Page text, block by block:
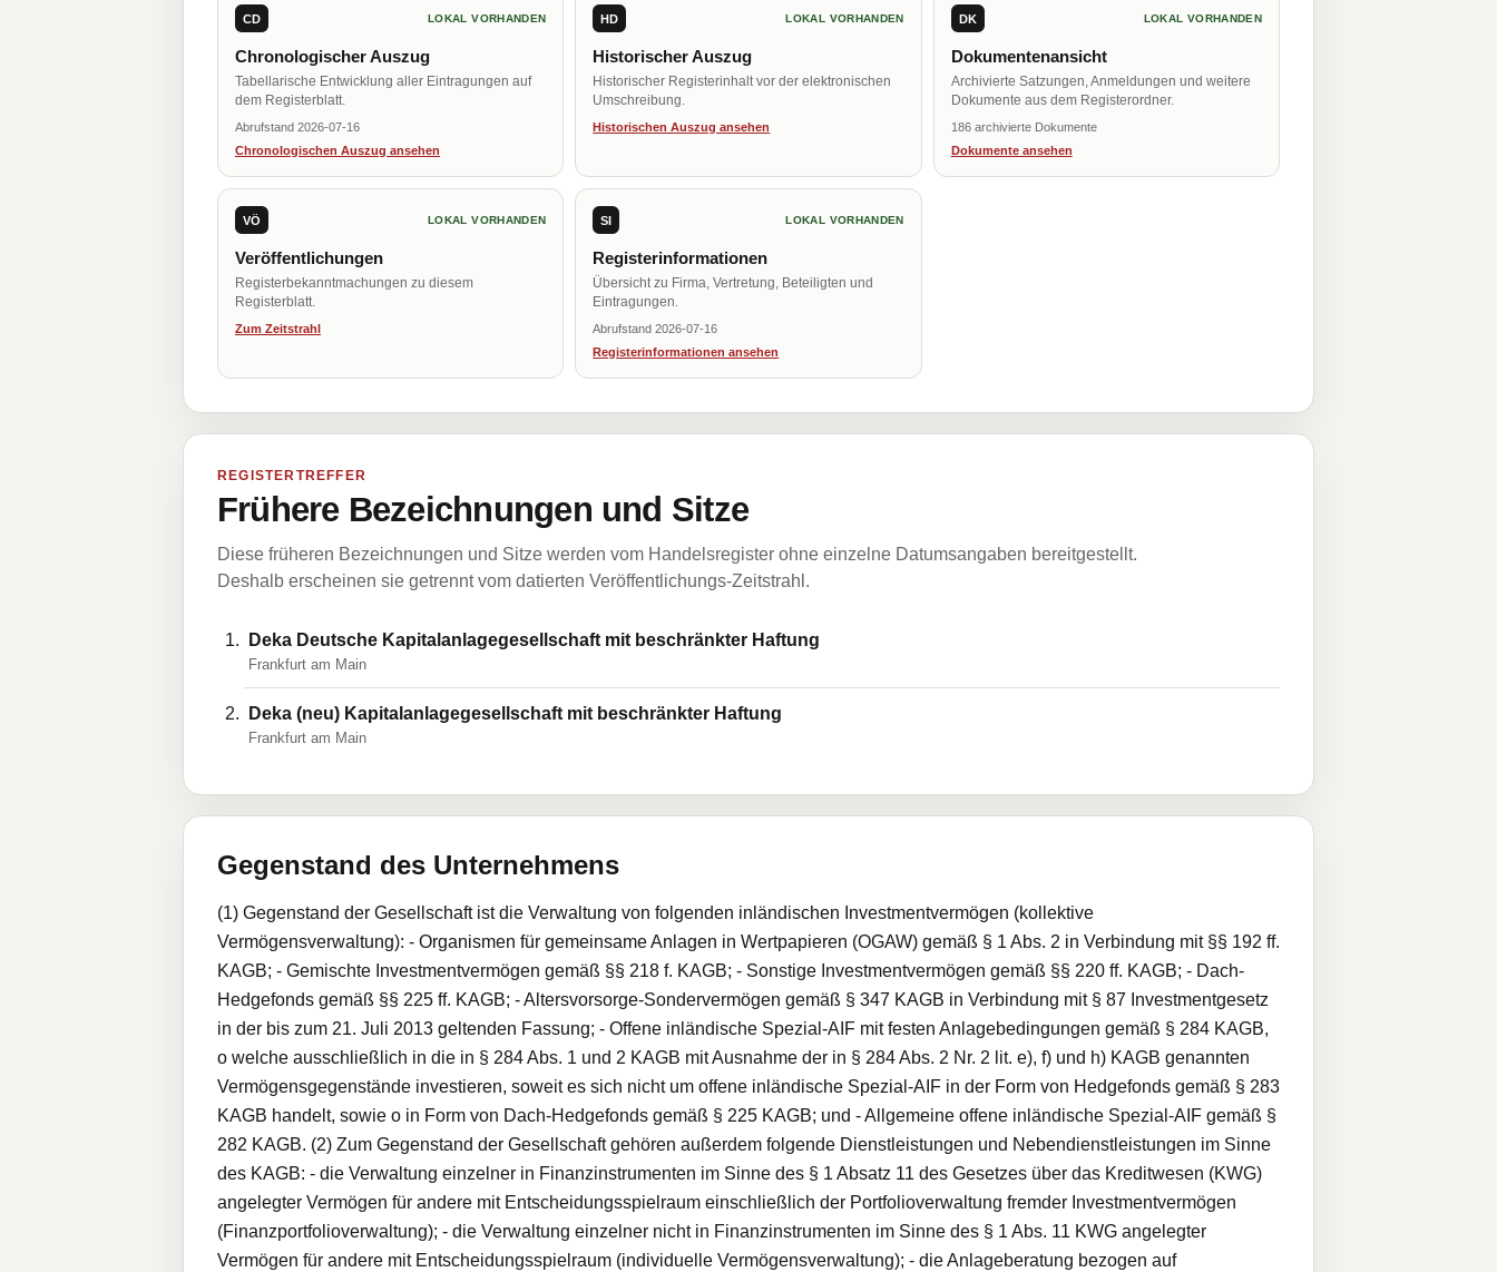
CD LOKAL VORHANDEN
Chronologischer Auszug
Tabellarische Entwicklung aller Eintragungen auf
dem Registerblatt.
Abrufstand 2026-07-16
Chronologischen Auszug ansehen
HD LOKAL VORHANDEN
Historischer Auszug
Historischer Registerinhalt vor der elektronischen
Umschreibung.
Historischen Auszug ansehen
DK LOKAL VORHANDEN
Dokumentenansicht
Archivierte Satzungen, Anmeldungen und weitere
Dokumente aus dem Registerordner.
186 archivierte Dokumente
Dokumente ansehen
VÖ LOKAL VORHANDEN
Veröffentlichungen
Registerbekanntmachungen zu diesem
Registerblatt.
Zum Zeitstrahl
SI LOKAL VORHANDEN
Registerinformationen
Übersicht zu Firma, Vertretung, Beteiligten und
Eintragungen.
Abrufstand 2026-07-16
Registerinformationen ansehen
REGISTERTREFFER
Frühere Bezeichnungen und Sitze
Diese früheren Bezeichnungen und Sitze werden vom Handelsregister ohne einzelne Datumsangaben bereitgestellt.
Deshalb erscheinen sie getrennt vom datierten Veröffentlichungs-Zeitstrahl.
Deka Deutsche Kapitalanlagegesellschaft mit beschränkter Haftung
Frankfurt am Main
Deka (neu) Kapitalanlagegesellschaft mit beschränkter Haftung
Frankfurt am Main
Gegenstand des Unternehmens
(1) Gegenstand der Gesellschaft ist die Verwaltung von folgenden inländischen Investmentvermögen (kollektive
Vermögensverwaltung): - Organismen für gemeinsame Anlagen in Wertpapieren (OGAW) gemäß § 1 Abs. 2 in Verbindung mit §§ 192 ff.
KAGB; - Gemischte Investmentvermögen gemäß §§ 218 f. KAGB; - Sonstige Investmentvermögen gemäß §§ 220 ff. KAGB; - Dach-
Hedgefonds gemäß §§ 225 ff. KAGB; - Altersvorsorge-Sondervermögen gemäß § 347 KAGB in Verbindung mit § 87 Investmentgesetz
in der bis zum 21. Juli 2013 geltenden Fassung; - Offene inländische Spezial-AIF mit festen Anlagebedingungen gemäß § 284 KAGB,
o welche ausschließlich in die in § 284 Abs. 1 und 2 KAGB mit Ausnahme der in § 284 Abs. 2 Nr. 2 lit. e), f) und h) KAGB genannten
Vermögensgegenstände investieren, soweit es sich nicht um offene inländische Spezial-AIF in der Form von Hedgefonds gemäß § 283
KAGB handelt, sowie o in Form von Dach-Hedgefonds gemäß § 225 KAGB; und - Allgemeine offene inländische Spezial-AIF gemäß §
282 KAGB. (2) Zum Gegenstand der Gesellschaft gehören außerdem folgende Dienstleistungen und Nebendienstleistungen im Sinne
des KAGB: - die Verwaltung einzelner in Finanzinstrumenten im Sinne des § 1 Absatz 11 des Gesetzes über das Kreditwesen (KWG)
angelegter Vermögen für andere mit Entscheidungsspielraum einschließlich der Portfolioverwaltung fremder Investmentvermögen
(Finanzportfolioverwaltung); - die Verwaltung einzelner nicht in Finanzinstrumenten im Sinne des § 1 Abs. 11 KWG angelegter
Vermögen für andere mit Entscheidungsspielraum (individuelle Vermögensverwaltung); - die Anlageberatung bezogen auf